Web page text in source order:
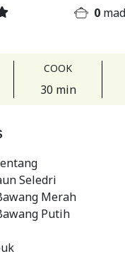
0
COOK
30 min
Seledri
Merah
Putih